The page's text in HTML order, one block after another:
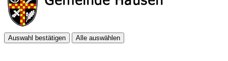
Auswahl bestätigen Alle auswählen